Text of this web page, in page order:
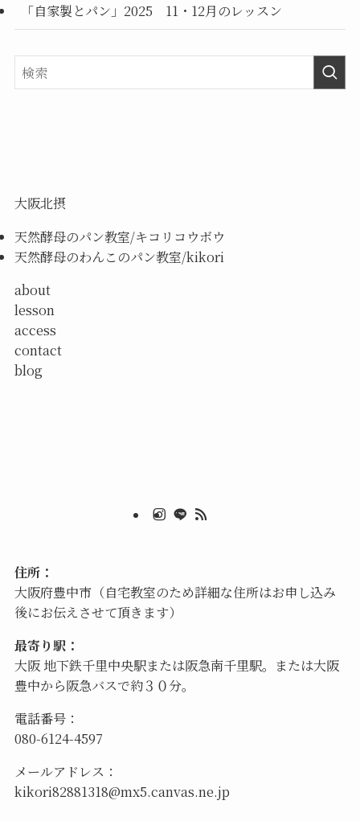
「自家製とパン」2025 11・12月のレッスン
大阪北摂
天然酵母のパン教室/キコリコウボウ
天然酵母のわんこのパン教室/kikori
about
lesson
access
contact
blog
住所：
大阪府豊中市（自宅教室のため詳細な住所はお申し込み
後にお伝えさせて頂きます）
最寄り駅：
大阪 地下鉄千里中央駅または阪急南千里駅。または大阪
豊中から阪急バスで約３０分。
電話番号：
080-6124-4597
メールアドレス：
kikori82881318@mx5.canvas.ne.jp